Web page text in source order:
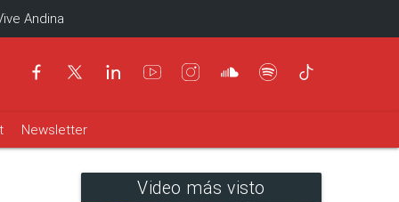
Andina
Newsletter
Video más visto